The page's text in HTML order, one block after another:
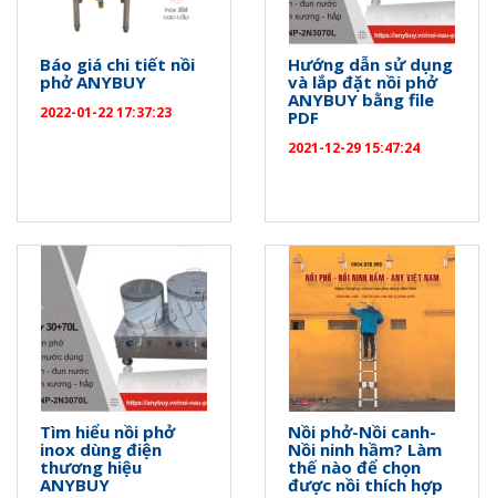
Báo giá chi tiết nồi
phở ANYBUY
2022-01-22 17:37:23
Hướng dẫn sử dụng
và lắp đặt nồi phở
ANYBUY bằng file
PDF
2021-12-29 15:47:24
Tìm hiểu nồi phở
inox dùng điện
thương hiệu
ANYBUY
Nồi phở-Nồi canh-
Nồi ninh hầm? Làm
thế nào để chọn
được nồi thích hợp